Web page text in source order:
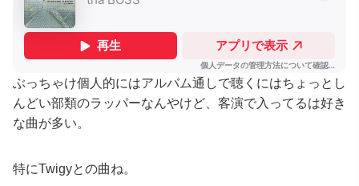
ぶっちゃけ個人的にはアルバム通しで聴くにはちょっとし
んどい部類のラッパーなんやけど、客演で入ってるは好き
な曲が多い。
特にTwigyとの曲ね。